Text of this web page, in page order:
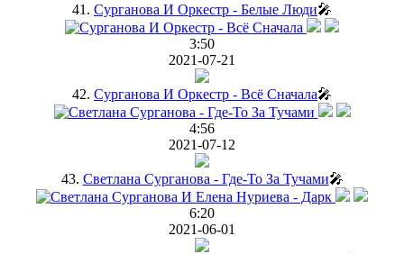
41. Сурганова И Оркестр - Белые Люди🎤
3:50
2021-07-21
42. Сурганова И Оркестр - Всё Сначала🎤
4:56
2021-07-12
43. Светлана Сурганова - Где-То За Тучами🎤
6:20
2021-06-01